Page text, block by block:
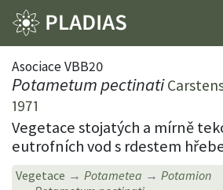
Asociace VBB20
Potametum pectinati
1971
Vegetace stojatých a mírně
eutrofních vod s rdestem
Vegetace Potametea
Potamion